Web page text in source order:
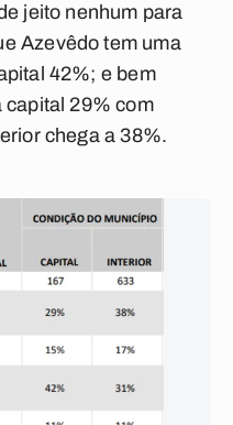
jeito nenhum para
Azevêdo tem uma
42%; e bem
capital 29% com
chega a 38%.